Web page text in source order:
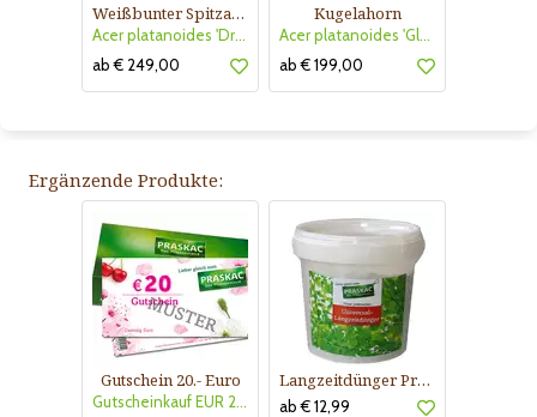
Weißbunter Spitzahorn
Acer platanoides 'Drummondii'
ab € 249,00
Kugelahorn
Acer platanoides 'Globosum'
ab € 199,00
Ergänzende Produkte:
Gutschein 20.- Euro
Gutscheinkauf EUR 20.-
Langzeitdünger Praskac
ab € 12,99